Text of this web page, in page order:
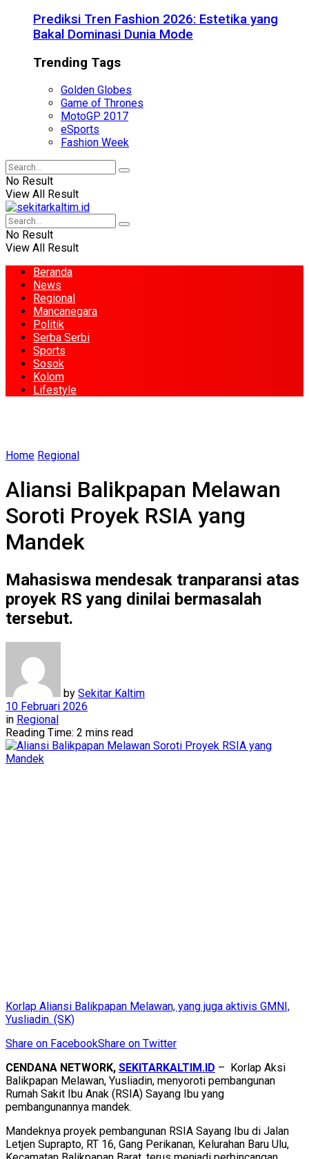
Prediksi Tren Fashion 2026: Estetika yang
Bakal Dominasi Dunia Mode
Trending Tags
Golden Globes
Game of Thrones
MotoGP 2017
eSports
Fashion Week
No Result
View All Result
No Result
View All Result
Beranda
News
Regional
Mancanegara
Politik
Serba Serbi
Sports
Sosok
Kolom
Lifestyle
Home Regional
Aliansi Balikpapan Melawan
Soroti Proyek RSIA yang
Mandek
Mahasiswa mendesak tranparansi atas
proyek RS yang dinilai bermasalah
tersebut.
by Sekitar Kaltim
10 Februari 2026
in Regional
Reading Time: 2 mins read
Korlap Aliansi Balikpapan Melawan, yang juga aktivis GMNI,
Yusliadin. (SK)
Share on FacebookShare on Twitter
CENDANA NETWORK, SEKITARKALTIM.ID – Korlap Aksi
Balikpapan Melawan, Yusliadin, menyoroti pembangunan
Rumah Sakit Ibu Anak (RSIA) Sayang Ibu yang
pembangunannya mandek.
Mandeknya proyek pembangunan RSIA Sayang Ibu di Jalan
Letjen Suprapto, RT 16, Gang Perikanan, Kelurahan Baru Ulu,